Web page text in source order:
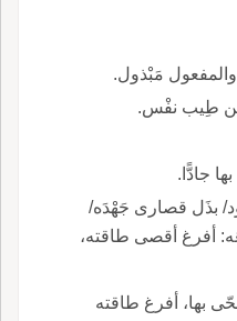
والمفعول مَبْذول.
عن طِيب نفْس.
جادًّا.
بذَل قصارى جَهْدَه/
أفرغ أقصى طاقته،
بها، أفرغ طاقته